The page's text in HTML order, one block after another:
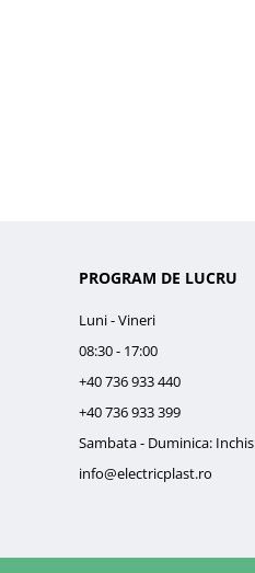
PROGRAM DE LUCRU
Luni - Vineri
08:30 - 17:00
+40 736 933 440
+40 736 933 399
Sambata - Duminica: Inchis
info@electricplast.ro